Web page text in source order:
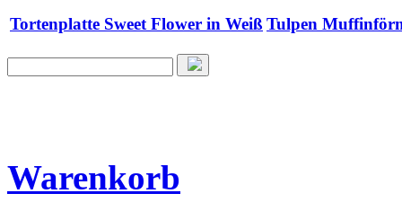
Tortenplatte Sweet Flower in Weiß Tulpen
Warenkorb